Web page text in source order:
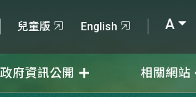
兒童版 English A
政府資訊公開 相關網站